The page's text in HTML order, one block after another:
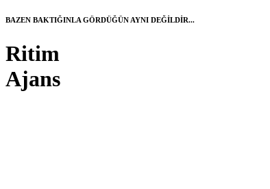
BAZEN BAKTIĞINLA GÖRDÜĞÜN AYNI DEĞİLDİR...
Ritim
Ajans